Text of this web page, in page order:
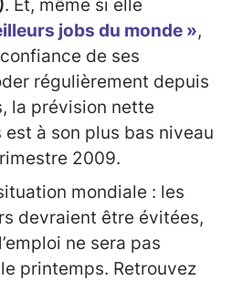
. Et, même si elle
jobs du monde »,
de ses
régulièrement depuis
la prévision nette
est à son plus bas niveau
2009.
mondiale : les
devraient être évitées,
ne sera pas
printemps. Retrouvez